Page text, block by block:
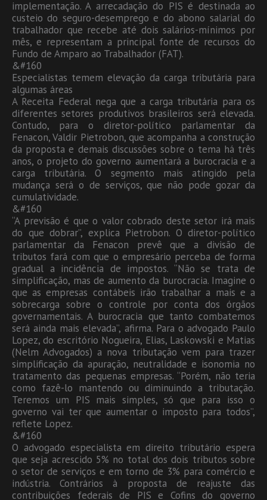
implementação. A arrecadação do PIS é destinada ao
custeio do seguro-desemprego e do abono salarial do
trabalhador que recebe até dois salários-mínimos por
mês, e representam a principal fonte de recursos do
Fundo de Amparo ao Trabalhador (FAT).
&#160
Especialistas temem elevação da carga tributária para
algumas áreas
A Receita Federal nega que a carga tributária para os
diferentes setores produtivos brasileiros será elevada.
Contudo, para o diretor-político parlamentar da
Fenacon, Valdir Pietrobon, que acompanha a construção
da proposta e demais discussões sobre o tema há três
anos, o projeto do governo aumentará a burocracia e a
carga tributária. O segmento mais atingido pela
mudança será o de serviços, que não pode gozar da
cumulatividade.
&#160
“A previsão é que o valor cobrado deste setor irá mais
do que dobrar”, explica Pietrobon. O diretor-político
parlamentar da Fenacon prevê que a divisão de
tributos fará com que o empresário perceba de forma
gradual a incidência de impostos. “Não se trata de
simplificação, mas de aumento da burocracia. Imagine o
que as empresas contábeis irão trabalhar a mais e a
sobrecarga sobre o controle por conta dos órgãos
governamentais. A burocracia que tanto combatemos
será ainda mais elevada”, afirma. Para o advogado Paulo
Lopez, do escritório Nogueira, Elias, Laskowski e Matias
(Nelm Advogados) a nova tributação vem para trazer
simplificação da apuração, neutralidade e isonomia no
tratamento das pequenas empresas. “Porém, não teria
como fazê-lo mantendo ou diminuindo a tributação.
Teremos um PIS mais simples, só que para isso o
governo vai ter que aumentar o imposto para todos”,
reflete Lopez.
&#160
O advogado especialista em direito tributário espera
que seja acrescido 5% no total dos dois tributos sobre
o setor de serviços e em torno de 3% para comércio e
indústria. Contrários à proposta de reajuste das
contribuições federais de PIS e Cofins do governo